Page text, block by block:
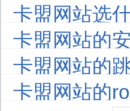
卡盟网站选
卡盟网站的
卡盟网站的
卡盟网站的